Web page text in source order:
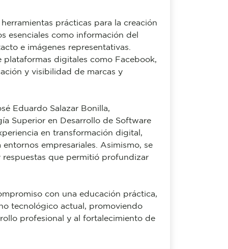
prácticas para la creación
esenciales como información del
e imágenes representativas.
digitales como Facebook,
y visibilidad de marcas y
Eduardo Salazar Bonilla,
Superior en Desarrollo de Software
en transformación digital,
empresariales. Asimismo, se
que permitió profundizar
con una educación práctica,
tecnológico actual, promoviendo
profesional y al fortalecimiento de